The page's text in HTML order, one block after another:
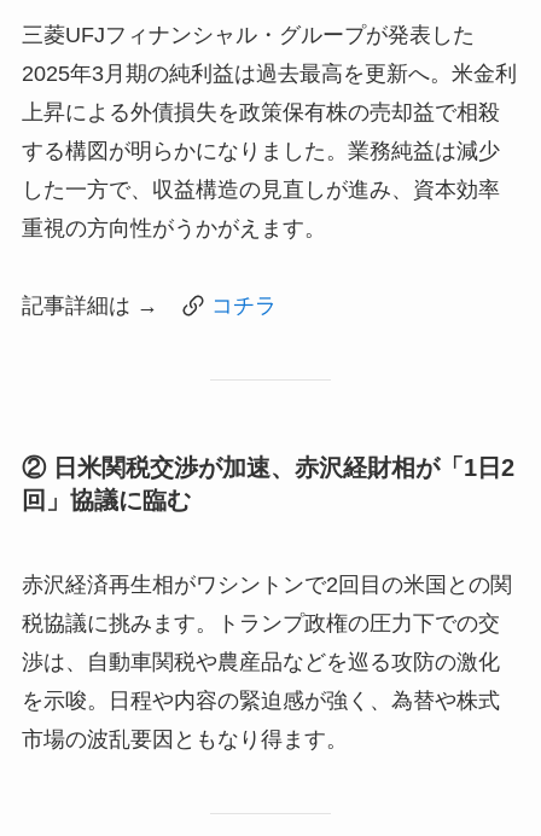
三菱UFJフィナンシャル・グループが発表した
2025年3月期の純利益は過去最高を更新へ。米金利
上昇による外債損失を政策保有株の売却益で相殺
する構図が明らかになりました。業務純益は減少
した一方で、収益構造の見直しが進み、資本効率
重視の方向性がうかがえます。
記事詳細は → コチラ
② 日米関税交渉が加速、赤沢経財相が「1日2
回」協議に臨む
赤沢経済再生相がワシントンで2回目の米国との関
税協議に挑みます。トランプ政権の圧力下での交
渉は、自動車関税や農産品などを巡る攻防の激化
を示唆。日程や内容の緊迫感が強く、為替や株式
市場の波乱要因ともなり得ます。